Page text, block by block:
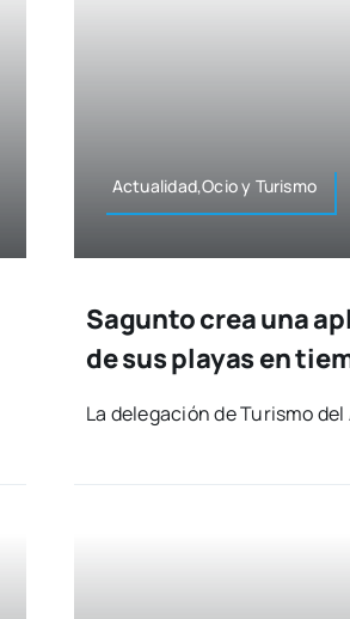
Actualidad,Ocio y Turis­mo
Sagunto crea una
de sus playas en
La dele­ga­ción de Turis­mo